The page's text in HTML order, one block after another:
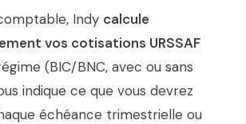
Indy calcule
vos cotisations URSSAF
(BIC/BNC, avec ou sans
indique ce que vous devrez
échéance trimestrielle ou